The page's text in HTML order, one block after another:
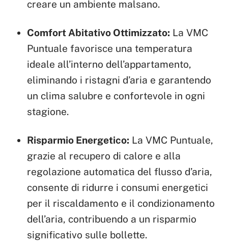
creare un ambiente malsano.
Comfort Abitativo Ottimizzato: La VMC
Puntuale favorisce una temperatura
ideale all’interno dell’appartamento,
eliminando i ristagni d’aria e garantendo
un clima salubre e confortevole in ogni
stagione.
Risparmio Energetico: La VMC Puntuale,
grazie al recupero di calore e alla
regolazione automatica del flusso d’aria,
consente di ridurre i consumi energetici
per il riscaldamento e il condizionamento
dell’aria, contribuendo a un risparmio
significativo sulle bollette.